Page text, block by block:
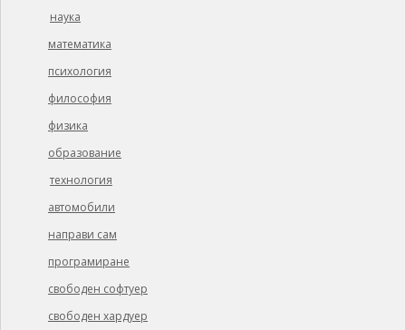
наука
математика
психология
философия
физика
образование
технология
автомобили
направи сам
програмиране
свободен софтуер
свободен хардуер